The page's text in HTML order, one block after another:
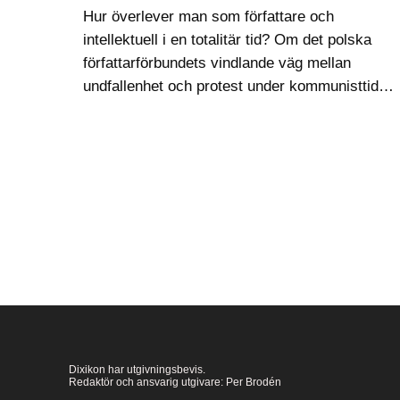
Hur överlever man som författare och
intellektuell i en totalitär tid? Om det polska
författarförbundets vindlande väg mellan
undfallenhet och protest under kommunisttiden
Dixikon har utgivningsbevis.
Redaktör och ansvarig utgivare: Per Brodén